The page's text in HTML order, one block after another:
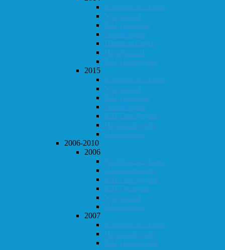
Klubbmesterskapet
Vår-konrad
KM i lynsjakk
Dobbeltsjakk
Høstturneringen
Høst-konrad
KM i hurtigsjakk
2015
Klubbmesterskapet
Vår-konrad
KM i lynsjakk
Dobbeltsjakk
KM i hurtigsjakk
Høstturneringen
Høst-konrad
2006-2010
2006
Klubbmesterskapet
Høstturneringen
KM i hurtigsjakk
KM i lynsjakk
Vår-konrad
Høst-konrad
2007
Klubbmesterskapet
Høstturneringen
KM i hurtigsjakk